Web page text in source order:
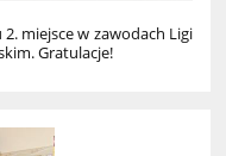
2. miejsce w zawodach Ligi
Gratulacje!